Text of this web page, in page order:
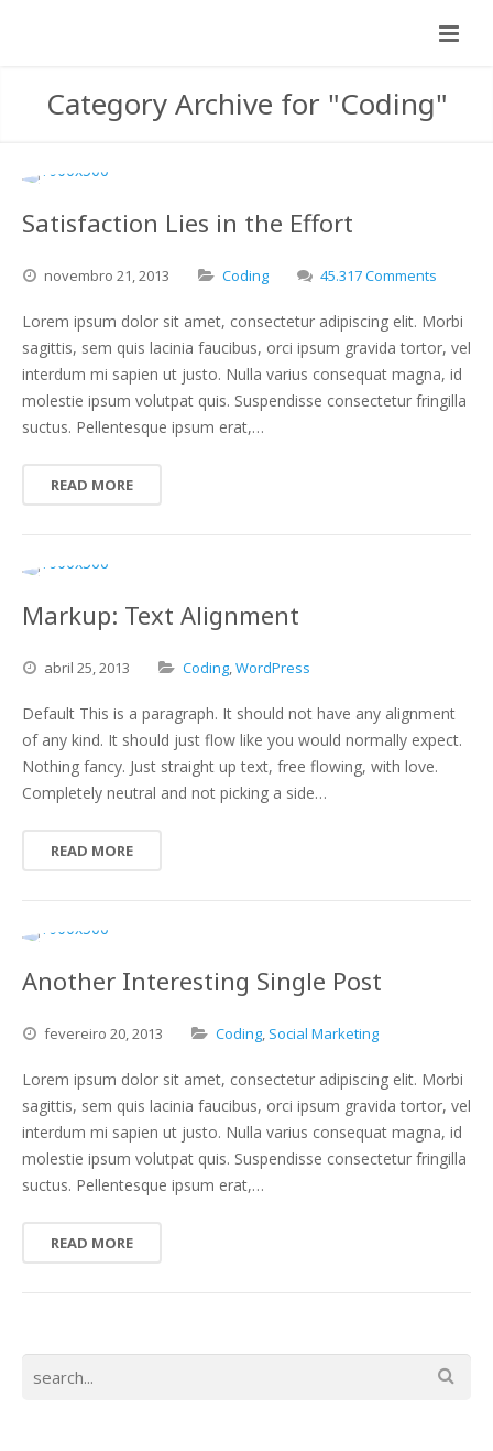
Category Archive for "Coding"
Satisfaction Lies in the Effort
novembro 21,2013 Coding 45.317 Comments
Lorem ipsum dolor sit amet, consectetur adipiscing elit. Morbi
sagittis, sem quis lacinia faucibus, orci ipsum gravida tortor, vel
interdum mi sapien ut justo. Nulla varius consequat magna, id
molestie ipsum volutpat quis. Suspendisse consectetur fringilla
suctus. Pellentesque ipsum erat,…
READ MORE
Markup: Text Alignment
abril 25,2013 Coding,WordPress
Default This is a paragraph. It should not have any alignment
of any kind. It should just flow like you would normally expect.
Nothing fancy. Just straight up text, free flowing, with love.
Completely neutral and not picking a side…
READ MORE
Another Interesting Single Post
fevereiro 20,2013 Coding, Social Marketing
Lorem ipsum dolor sit amet, consectetur adipiscing elit. Morbi
sagittis, sem quis lacinia faucibus, orci ipsum gravida tortor, vel
interdum mi sapien ut justo. Nulla varius consequat magna, id
molestie ipsum volutpat quis. Suspendisse consectetur fringilla
suctus. Pellentesque ipsum erat,…
READ MORE